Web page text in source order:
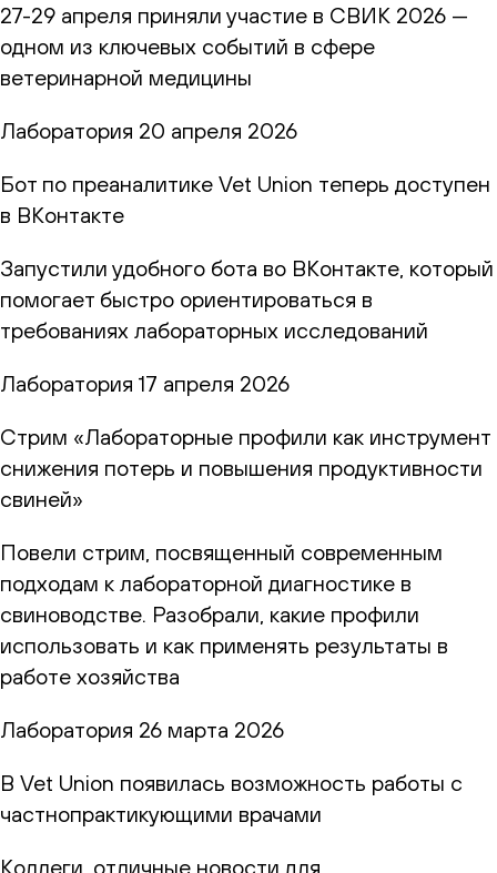
27-29 апреля приняли участие в СВИК 2026 —
одном из ключевых событий в сфере
ветеринарной медицины
Лаборатория 20 апреля 2026
Бот по преаналитике Vet Union теперь доступен
в ВКонтакте
Запустили удобного бота во ВКонтакте, который
помогает быстро ориентироваться в
требованиях лабораторных исследований
Лаборатория 17 апреля 2026
Стрим «Лабораторные профили как инструмент
снижения потерь и повышения продуктивности
свиней»
Повели стрим, посвященный современным
подходам к лабораторной диагностике в
свиноводстве. Разобрали, какие профили
использовать и как применять результаты в
работе хозяйства
Лаборатория 26 марта 2026
В Vet Union появилась возможность работы с
частнопрактикующими врачами
Коллеги, отличные новости для